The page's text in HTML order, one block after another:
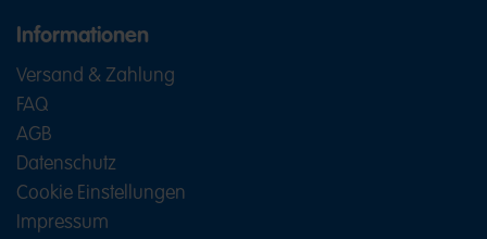
Informationen
Versand & Zahlung
FAQ
AGB
Datenschutz
Cookie Einstellungen
Impressum